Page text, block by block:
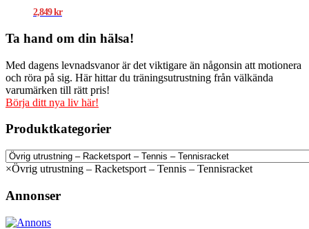
2,849kr
Ta hand om din hälsa!
Med dagens levnadsvanor är det viktigare än någonsin att motionera
och röra på sig. Här hittar du träningsutrustning från välkända
varumärken till rätt pris!
Börja ditt nya liv här!
Produktkategorier
×Övrig utrustning – Racketsport – Tennis – Tennisracket
Annonser